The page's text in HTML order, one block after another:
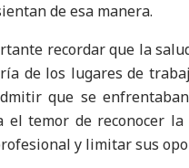
de esa manera.
recordar que la
de los lugares de
que se
el temor de reconocer
y limitar sus